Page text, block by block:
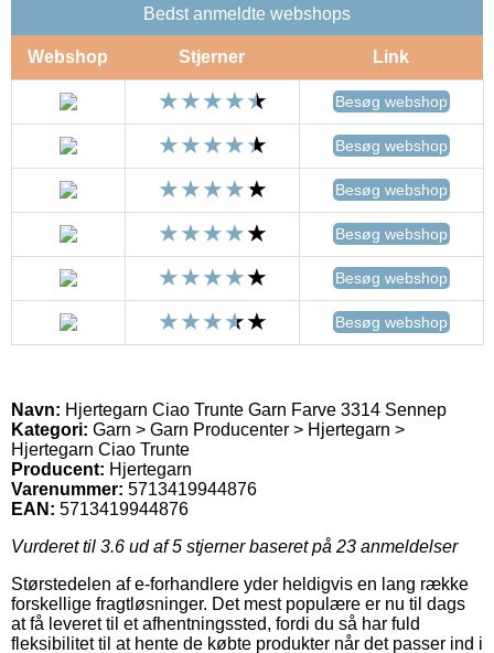
Bedst anmeldte webshops
Webshop Stjerner Link
Besøg webshop
Besøg webshop
Besøg webshop
Besøg webshop
Besøg webshop
Besøg webshop
Navn: Hjertegarn Ciao Trunte Garn Farve 3314 Sennep
Kategori: Garn > Garn Producenter > Hjertegarn >
Hjertegarn Ciao Trunte
Producent: Hjertegarn
Varenummer: 5713419944876
EAN: 5713419944876
Vurderet til 3.6 ud af 5 stjerner baseret på 23 anmeldelser
Størstedelen af e-forhandlere yder heldigvis en lang række
forskellige fragtløsninger. Det mest populære er nu til dags
at få leveret til et afhentningssted, fordi du så har fuld
fleksibilitet til at hente de købte produkter når det passer ind i